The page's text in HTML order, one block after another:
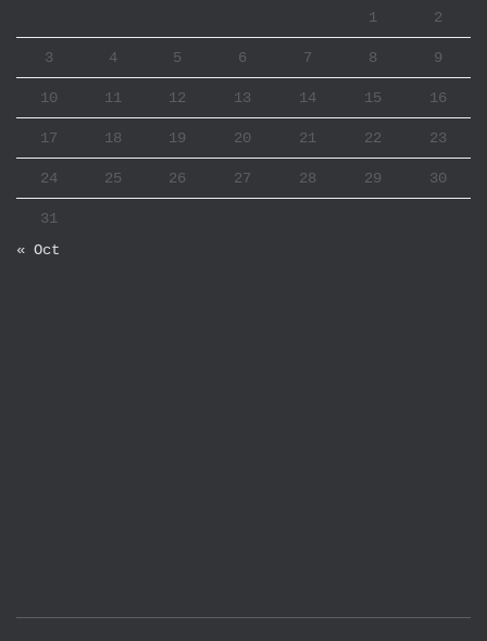
1 2
3 4 5 6 7 8 9
10 11 12 13 14 15 16
17 18 19 20 21 22 23
24 25 26 27 28 29 30
31
« Oct